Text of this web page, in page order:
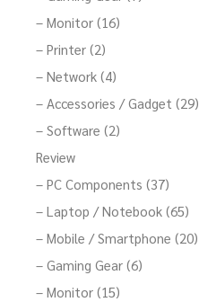
– Monitor (16)
– Printer (2)
– Network (4)
– Accessories / Gadget (29)
– Software (2)
Review
– PC Components (37)
– Laptop / Notebook (65)
– Mobile / Smartphone (20)
– Gaming Gear (6)
– Monitor (15)